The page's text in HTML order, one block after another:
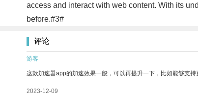
access and interact with web content. With its
before.#3#
评论
游客
这款加速器app的加速效果一般，可以再提升一下，比如能够支持
2023-12-09